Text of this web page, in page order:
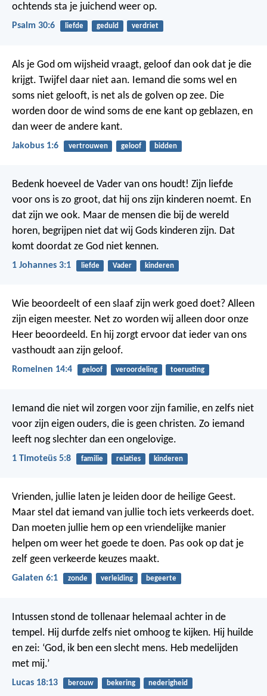
ochtends sta je juichend weer op.
Psalm 30:6 liefde geduld verdriet
Als je God om wijsheid vraagt, geloof dan ook dat je die
krijgt. Twijfel daar niet aan. Iemand die soms wel en
soms niet gelooft, is net als de golven op zee. Die
worden door de wind soms de ene kant op geblazen, en
dan weer de andere kant.
Jakobus 1:6 vertrouwen geloof bidden
Bedenk hoeveel de Vader van ons houdt! Zijn liefde
voor ons is zo groot, dat hij ons zijn kinderen noemt. En
dat zijn we ook. Maar de mensen die bij de wereld
horen, begrijpen niet dat wij Gods kinderen zijn. Dat
komt doordat ze God niet kennen.
1 Johannes 3:1 liefde Vader kinderen
Wie beoordeelt of een slaaf zijn werk goed doet? Alleen
zijn eigen meester. Net zo worden wij alleen door onze
Heer beoordeeld. En hij zorgt ervoor dat ieder van ons
vasthoudt aan zijn geloof.
Romeinen 14:4 geloof veroordeling toerusting
Iemand die niet wil zorgen voor zijn familie, en zelfs niet
voor zijn eigen ouders, die is geen christen. Zo iemand
leeft nog slechter dan een ongelovige.
1 Timoteüs 5:8 familie relaties kinderen
Vrienden, jullie laten je leiden door de heilige Geest.
Maar stel dat iemand van jullie toch iets verkeerds doet.
Dan moeten jullie hem op een vriendelijke manier
helpen om weer het goede te doen. Pas ook op dat je
zelf geen verkeerde keuzes maakt.
Galaten 6:1 zonde verleiding begeerte
Intussen stond de tollenaar helemaal achter in de
tempel. Hij durfde zelfs niet omhoog te kijken. Hij huilde
en zei: ‘God, ik ben een slecht mens. Heb medelijden
met mij.’
Lucas 18:13 berouw bekering nederigheid